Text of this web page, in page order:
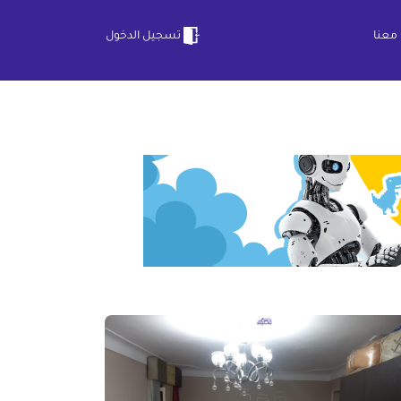
تسجيل الدخول